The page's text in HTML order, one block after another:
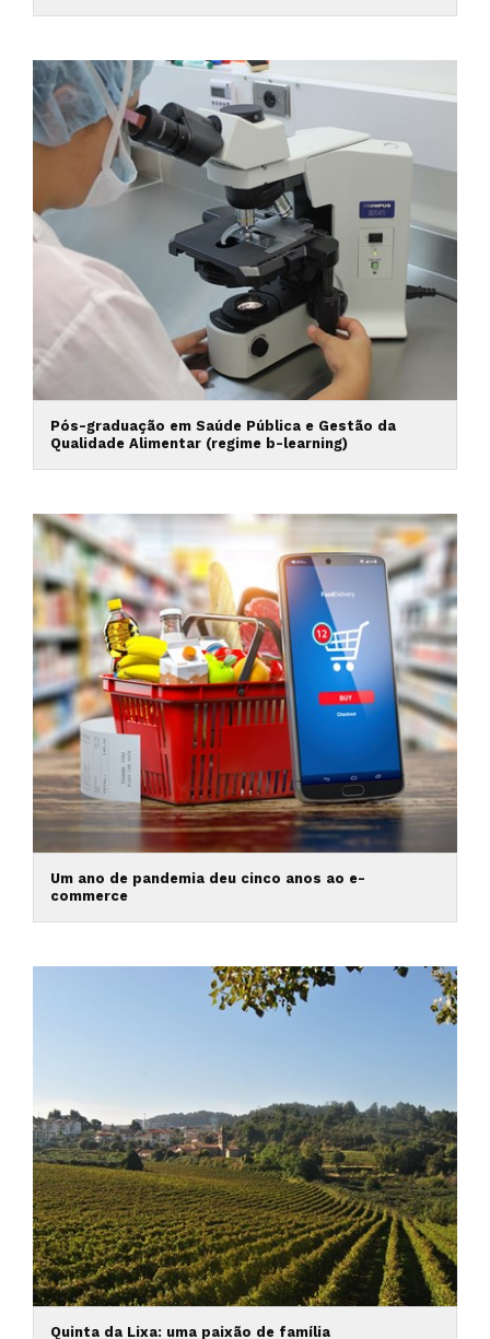
Pós-graduação em Saúde Pública e Gestão da
Qualidade Alimentar (regime b-learning)
Um ano de pandemia deu cinco anos ao e-
commerce
Quinta da Lixa: uma paixão de família